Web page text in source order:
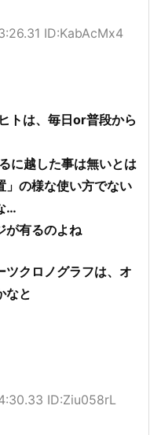
ID:KabAcMx4
トは、毎日or普段から
に越した事は無いとは
」の様な使い方でない
…
が有るのよね
ツクロノグラフは、オ
なと
ID:Ziu058rL